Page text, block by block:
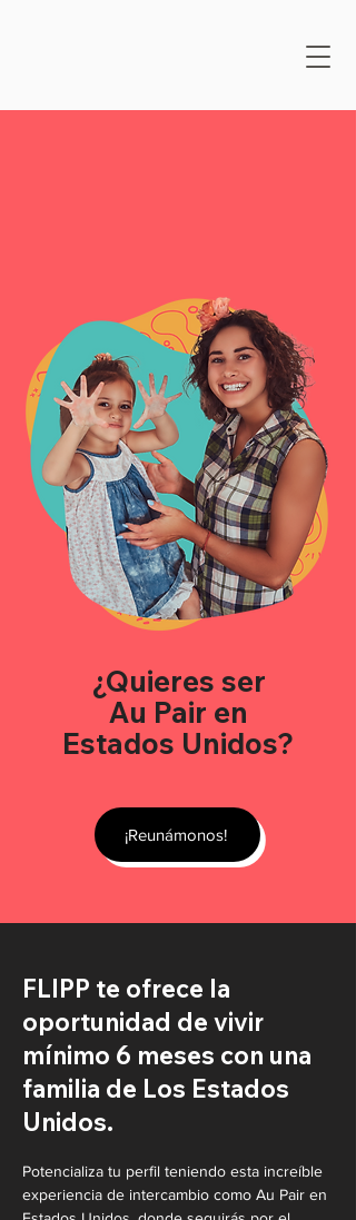
¿Quieres ser
Au Pair en
Estados Unidos?
¡Reunámonos!
FLIPP te ofrece la
oportunidad de vivir
mínimo 6 meses con una
familia de Los Estados
Unidos.
Potencializa tu perfil teniendo esta increíble
experiencia de intercambio como Au Pair en